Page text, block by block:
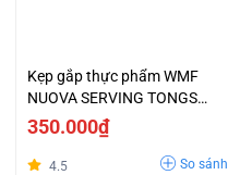
Kẹp gắp thực phẩm WMF
NUOVA SERVING TONGS
1297336040
350.000₫
4.5 So sánh